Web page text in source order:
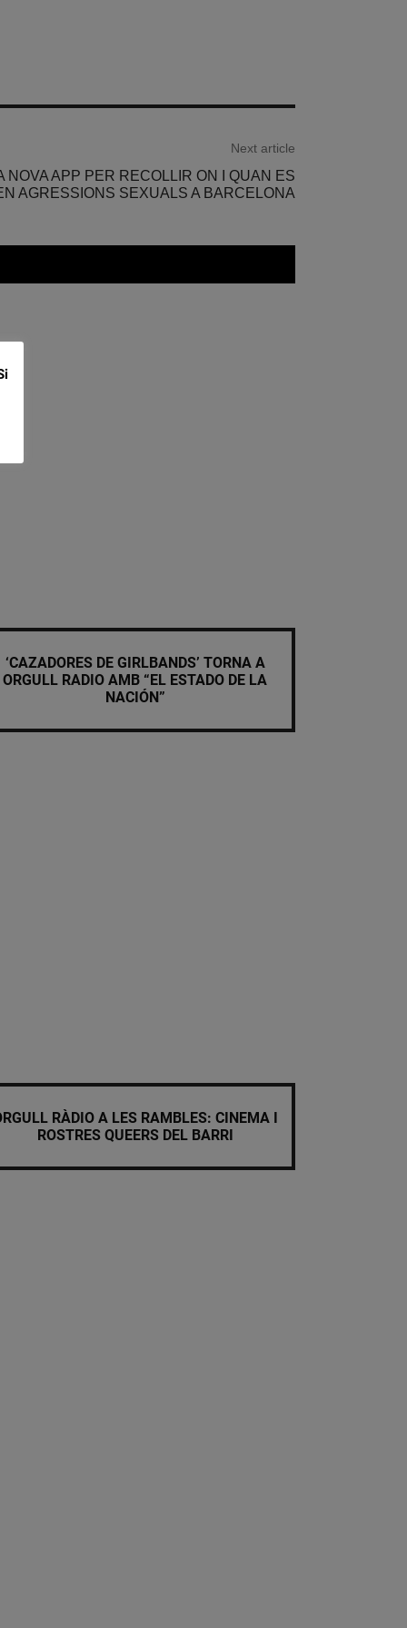
Next article
NOVA APP PER RECOLLIR ON I QUAN ES
AGRESSIONS SEXUALS A BARCELONA
‘CAZADORES DE GIRLBANDS’ TORNA A
ORGULL RADIO AMB “EL ESTADO DE LA
NACIÓN”
RÀDIO A LES RAMBLES: CINEMA I
ROSTRES QUEERS DEL BARRI